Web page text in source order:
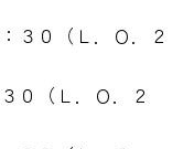
３０（Ｌ．Ｏ．２
０（Ｌ．Ｏ．２